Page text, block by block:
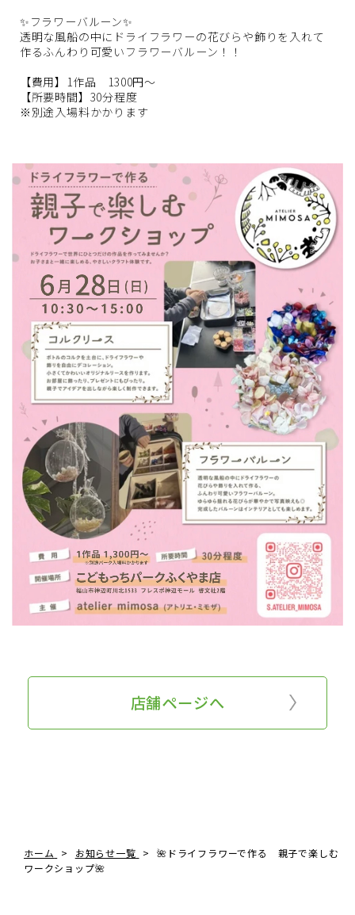
✨フラワーバルーン✨
透明な風船の中にドライフラワーの花びらや飾りを入れて
作るふんわり可愛いフラワーバルーン！！
【費用】1作品 1300円～
【所要時間】30分程度
※別途入場料かかります
店舗ページへ
ホーム お知らせ一覧
🌺ドライフラワーで作る 親子で楽しむ
ワークショップ🌺